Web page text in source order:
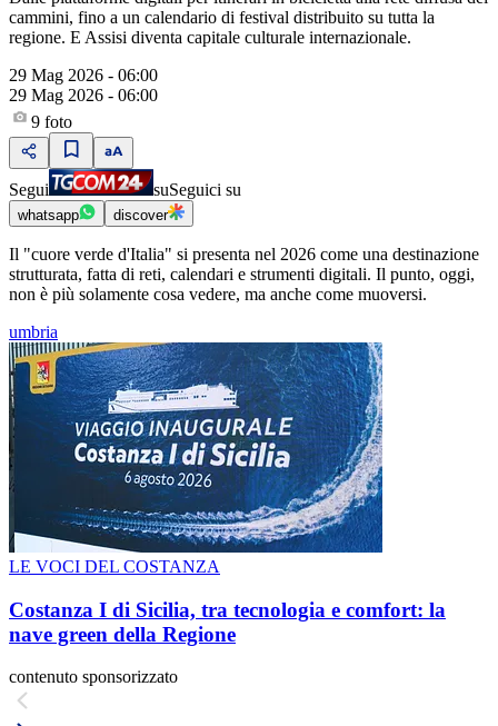
cammini, fino a un calendario di festival distribuito su tutta la
regione. E Assisi diventa capitale culturale internazionale.
29 Mag 2026 - 06:00
29 Mag 2026 - 06:00
9 foto
Segui suSeguici su
whatsapp discover
Il "cuore verde d'Italia" si presenta nel 2026 come una destinazione
strutturata, fatta di reti, calendari e strumenti digitali. Il punto, oggi,
non è più solamente cosa vedere, ma anche come muoversi.
umbria
LE VOCI DEL COSTANZA
Costanza I di Sicilia, tra tecnologia e comfort: la
nave green della Regione
contenuto sponsorizzato